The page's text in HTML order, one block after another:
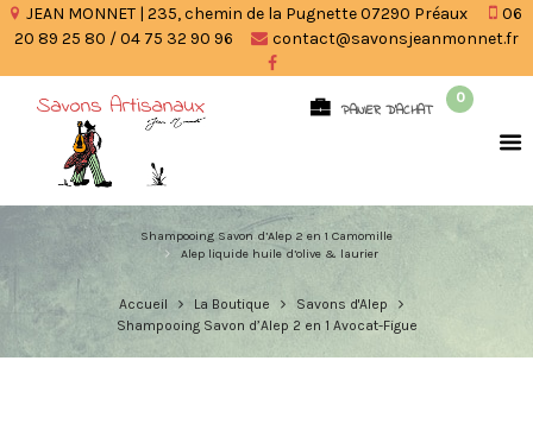
JEAN MONNET | 235, chemin de la Pugnette 07290 Préaux
06
20 89 25 80 / 04 75 32 90 96
contact@savonsjeanmonnet.fr
PANIER D'ACHAT
0
Shampooing Savon d’Alep 2 en 1 Camomille
Alep liquide huile d’olive & laurier
Accueil La Boutique
Savons d'Alep
Shampooing Savon d’Alep 2 en 1 Avocat-Figue